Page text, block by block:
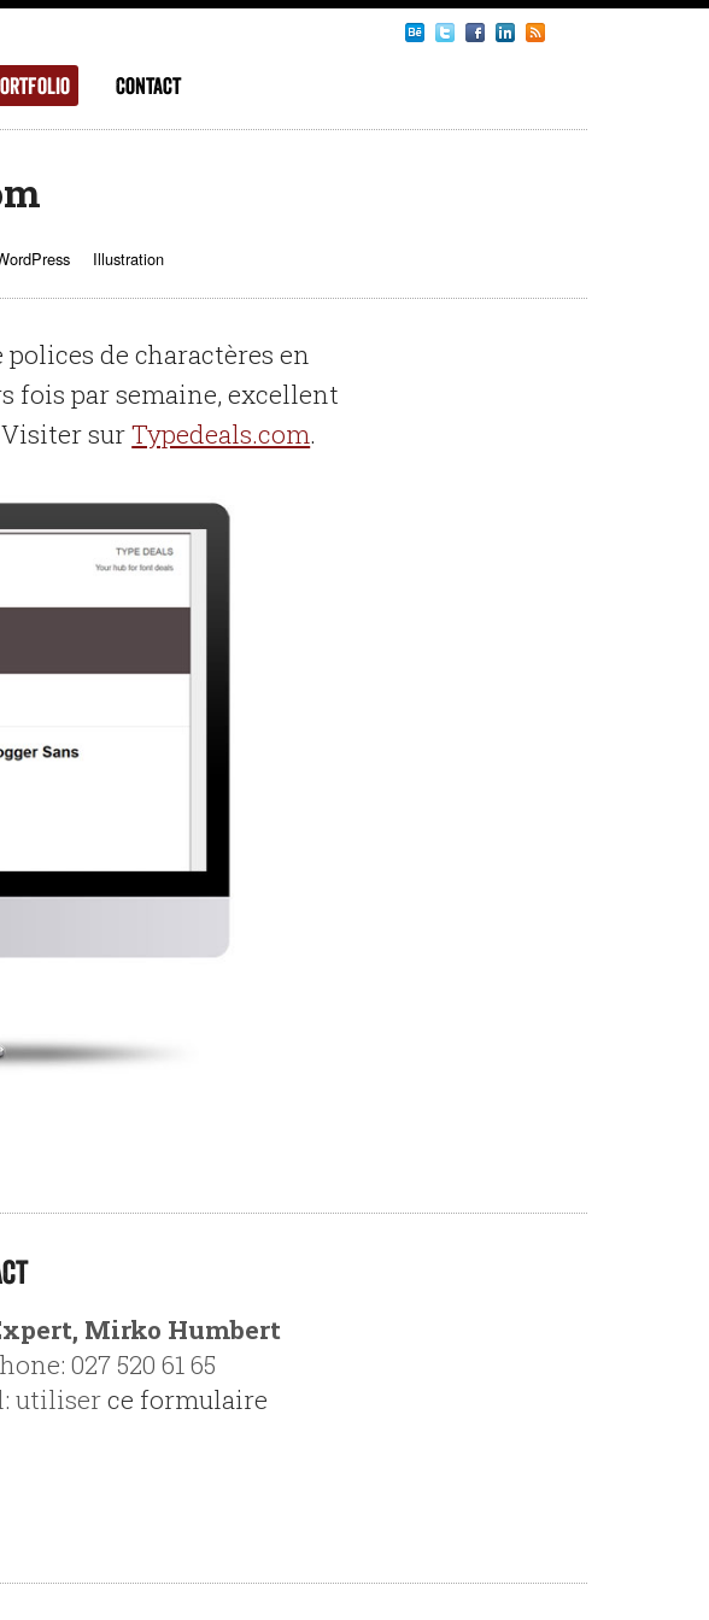
Contact
Illustration
de charactères en
fois par semaine, excellent
Visiter surTypedeals.com.
Mirko Humbert
027 520 61 65
utiliserce formulaire